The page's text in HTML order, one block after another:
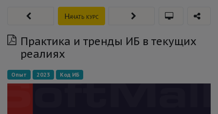
Практика и тренды ИБ в текущих
реалиях
Начать курс
Опыт 2023 Код ИБ